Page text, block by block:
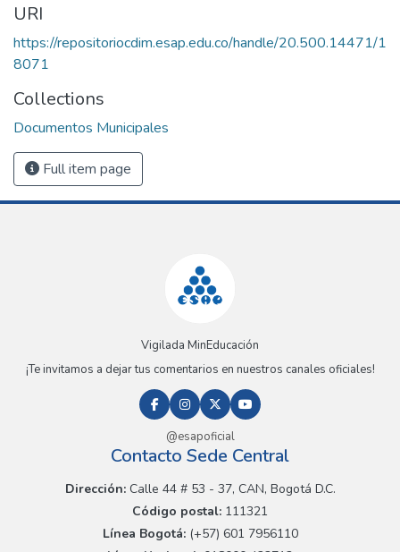
URI
https://repositoriocdim.esap.edu.co/handle/20.500.14471/1
8071
Collections
Documentos Municipales
Full item page
Vigilada MinEducación
¡Te invitamos a dejar tus comentarios en nuestros canales oficiales!
@esapoficial
Contacto Sede Central
Dirección:Calle 44 # 53 - 37, CAN, Bogotá D.C.
Código postal: 111321
Línea Bogotá:(+57) 601 7956110